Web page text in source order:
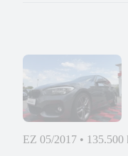
EZ 05/2017 • 135.500